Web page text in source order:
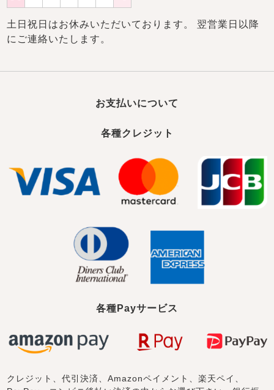
土日祝日はお休みいただいております。 翌営業日以降
にご連絡いたします。
お支払いについて
各種クレジット
各種Payサービス
クレジット、代引決済、Amazonペイメント、楽天ペイ、